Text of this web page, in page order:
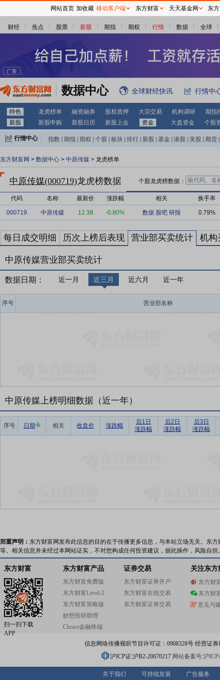
财经 焦点 股票 新股 期指 期权 行情 数据 全球
数据中心 全球财经快讯 行情中
特色 龙虎榜单 融资融券 股权质押 大宗交易 机构调研
期指
新股
新股申购 新股日历 新股上会 资金 大盘资金 个股
行情中心 指数 期指 期权 个股 板块 排行 新股 基金 港股 美股 期货
东方财富网 > 数据中心 > 中原传媒 > 龙虎榜单
中原传媒(000719)龙虎榜数据 个股龙虎榜数据：
代码 名称 最新价 涨跌幅 相关 换手率
000719 中原传媒 12.38 -0.80% 数据 股吧 研报 0.79%
每日成交明细 历次上榜后表现 营业部买卖统计 机构
中原传媒营业部买卖统计
数据日期： 近一月 近三月 近六月 近一年
序号 营业部名称
中原传媒上榜明细数据（近一年）
序号 日期 相关 收盘价 涨跌幅
后1日
涨跌幅
后2日
涨跌幅
后3日
涨跌幅
郑重声明： 东方财富网发布此信息的目的在于传播更多信息，与本站立场无关。东
等。相关信息并未经过本网站证实，不对您构成任何投资建议，据此操作，风险自担
网站首页 加收藏 移动客户端 东方财富 天天基金网 东